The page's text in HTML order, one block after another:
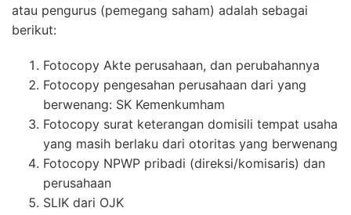
atau pengurus (pemegang saham) adalah sebagai
berikut:
Fotocopy Akte perusahaan, dan perubahannya
Fotocopy pengesahan perusahaan dari yang
berwenang: SK Kemenkumham
Fotocopy surat keterangan domisili tempat usaha
yang masih berlaku dari otoritas yang berwenang
Fotocopy NPWP pribadi (direksi/komisaris) dan
perusahaan
SLIK dari OJK